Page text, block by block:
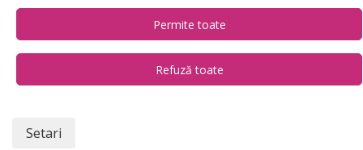
Permite toate
Refuză toate
Setari